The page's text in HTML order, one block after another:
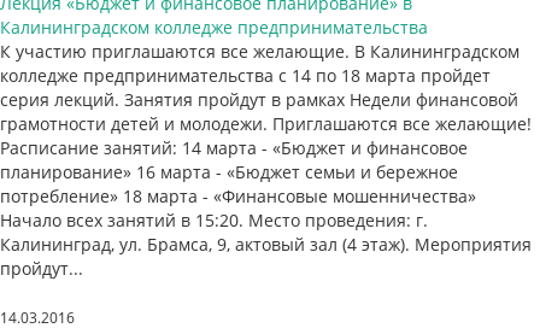
Калининградском колледже предпринимательства
К участию приглашаются все желающие. В Калининградском
колледже предпринимательства с 14 по 18 марта пройдет
серия лекций. Занятия пройдут в рамках Недели финансовой
грамотности детей и молодежи. Приглашаются все желающие!
Расписание занятий: 14 марта - «Бюджет и финансовое
планирование» 16 марта - «Бюджет семьи и бережное
потребление» 18 марта - «Финансовые мошенничества»
Начало всех занятий в 15:20. Место проведения: г.
Калининград, ул. Брамса, 9, актовый зал (4 этаж). Мероприятия
пройдут...
14.03.2016